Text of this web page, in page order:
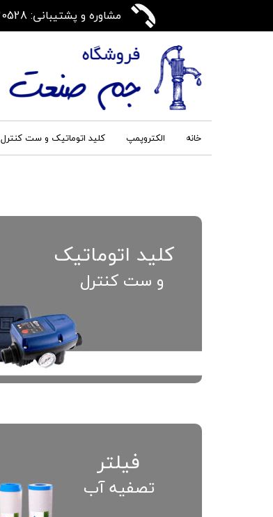
مشاوره و پشتیبانی: 09121720528
خانه الکتروپمپ کلید اتوماتیک و ست کنترل
کلید اتوماتیک
و ست کنترل
فیلتر
تصفیه آب